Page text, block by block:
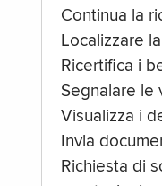
Continua la
Localizzare
Ricertifica i
Segnalare le
Visualizza i
Invia
Richiesta di